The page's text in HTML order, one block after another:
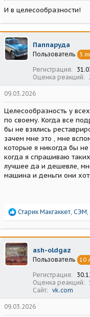
И в целесообразности!
Паппаруда
Пользователь 5
Регистрация
Оценка реакций
09.03.2026
Целесообразность у
по своему. Когда все
бы не взялись
зачем мне это , мне
которые я никогда бы не
когда я спрашиваю
лучшее да и дешевле,
машина и деньги они
Р
а
к
ц
и
и
Старик Макгаккет СЭМ
ash-oldgaz
Пользователь 10
Регистрация
Оценка реакций
Сайт
vk.com
09.03.2026